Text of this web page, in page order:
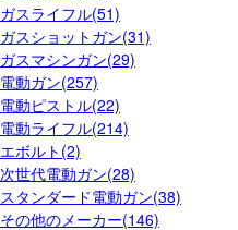
ガスライフル(51)
ガスショットガン(31)
ガスマシンガン(29)
電動ガン(257)
電動ピストル(22)
電動ライフル(214)
エボルト(2)
次世代電動ガン(28)
スタンダード電動ガン(38)
その他のメーカー(146)